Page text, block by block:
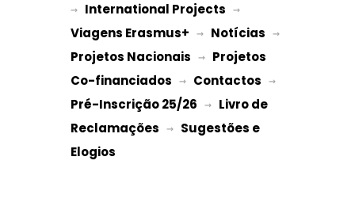
→ International Projects
Viagens Erasmus+ → Notícias
Projetos Nacionais → Projetos
Co-financiados → Contactos
Pré-Inscrição 25/26 → Livro de
Reclamações → Sugestões e
Elogios